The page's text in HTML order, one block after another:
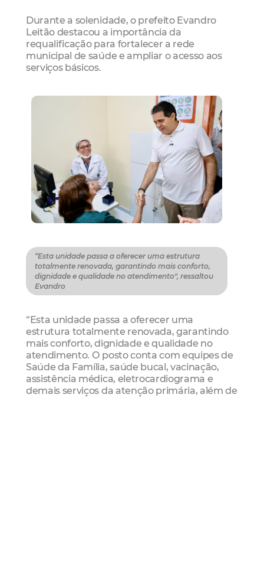
Durante a solenidade, o prefeito Evandro
Leitão destacou a importância da
requalificação para fortalecer a rede
municipal de saúde e ampliar o acesso aos
serviços básicos.
“Esta unidade passa a oferecer uma estrutura
totalmente renovada, garantindo mais conforto,
dignidade e qualidade no atendimento", ressaltou
Evandro
“Esta unidade passa a oferecer uma
estrutura totalmente renovada, garantindo
mais conforto, dignidade e qualidade no
atendimento. O posto conta com equipes de
Saúde da Família, saúde bucal, vacinação,
assistência médica, eletrocardiograma e
demais serviços da atenção primária, além de